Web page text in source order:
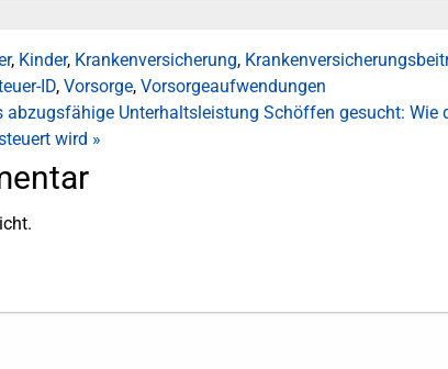
, Kinder, Krankenversicherung,
ID, Vorsorge, Vorsorgeaufwendungen
Unterhaltsleistung Schöffen gesucht: Wie
wird »